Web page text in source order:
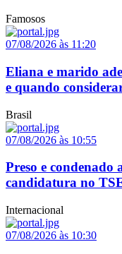
Famosos
07/08/2026 às 11:20
Eliana e marido
e quando
Brasil
07/08/2026 às 10:55
Preso e condenado
candidatura no
Internacional
07/08/2026 às 10:30